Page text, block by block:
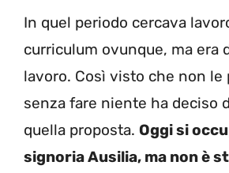
In quel periodo cercava
curriculum ovunque, ma era
lavoro. Così visto che non le
senza fare niente ha deciso
quella proposta. Oggi si
signoria Ausilia, ma non è